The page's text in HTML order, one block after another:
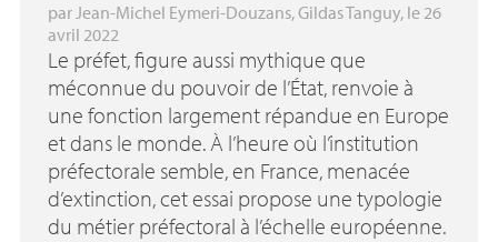
parJean-Michel Eymeri-Douzans,Gildas Tanguy, le 26
avril 2022
Le préfet, figure aussi mythique que
méconnue du pouvoir de l’État, renvoie à
une fonction largement répandue en Europe
et dans le monde. À l’heure où l’institution
préfectorale semble, en France, menacée
d’extinction, cet essai propose une typologie
du métier préfectoral à l’échelle européenne.